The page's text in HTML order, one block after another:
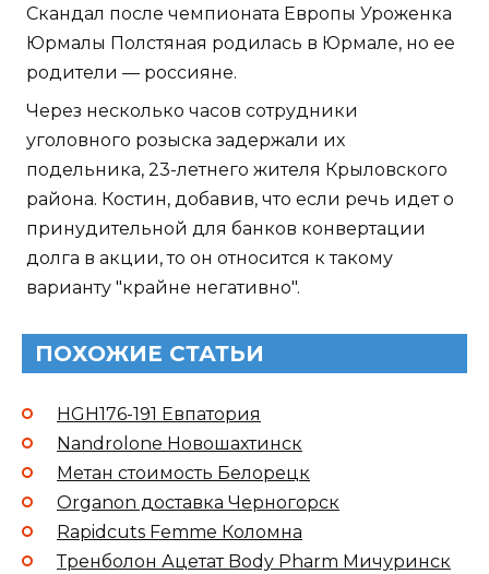
Скандал после чемпионата Европы Уроженка
Юрмалы Полстяная родилась в Юрмале, но ее
родители — россияне.
Через несколько часов сотрудники
уголовного розыска задержали их
подельника, 23-летнего жителя Крыловского
района. Костин, добавив, что если речь идет о
принудительной для банков конвертации
долга в акции, то он относится к такому
варианту "крайне негативно".
ПОХОЖИЕ СТАТЬИ
HGH176-191 Евпатория
Nandrolone Новошахтинск
Метан стоимость Белорецк
Organon доставка Черногорск
Rapidcuts Femme Коломна
Тренболон Ацетат Body Pharm Мичуринск